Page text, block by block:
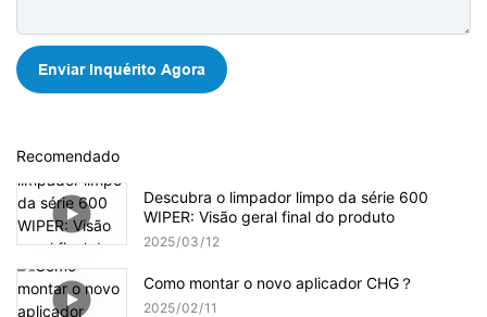
Enviar Inquérito Agora
Recomendado
Descubra o limpador limpo da série 600
WIPER: Visão geral final do produto
2025 03 12
Como montar o novo aplicador CHG？
2025 02 11